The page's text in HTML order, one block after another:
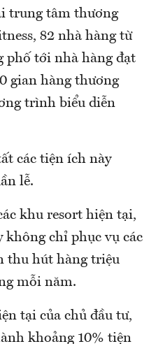
trung tâm thương
82 nhà hàng từ
phố tới nhà hàng đạt
gian hàng thương
trình biểu diễn
các tiện ích này
lễ.
khu resort hiện tại,
không chỉ phục vụ các
thu hút hàng triệu
mỗi năm.
tại của chủ đầu tư,
khoảng 10% tiện